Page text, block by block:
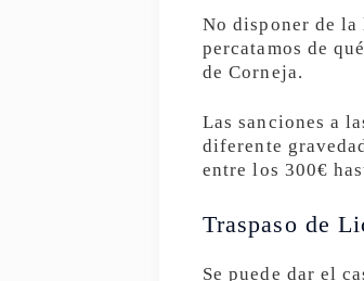
No disponer de
percatamos de
de Corneja.
Las sanciones a
diferente
entre los 300€
Traspaso de
Se puede dar el